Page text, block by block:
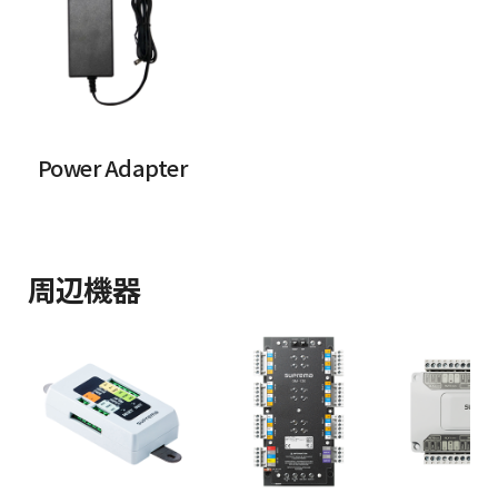
Power Adapter
周辺機器